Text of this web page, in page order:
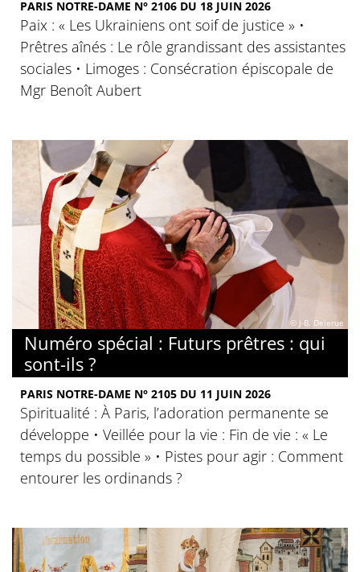
PARIS NOTRE-DAME N° 2106 DU 18 JUIN 2026
Paix : « Les Ukrainiens ont soif de justice » •
Prêtres aînés : Le rôle grandissant des assistantes
sociales • Limoges : Consécration épiscopale de
Mgr Benoît Aubert
© J-B. Delerue
Numéro spécial : Futurs prêtres : qui
sont-ils ?
PARIS NOTRE-DAME N° 2105 DU 11 JUIN 2026
Spiritualité : À Paris, l’adoration permanente se
développe • Veillée pour la vie : Fin de vie : « Le
temps du possible » • Pistes pour agir : Comment
entourer les ordinands ?